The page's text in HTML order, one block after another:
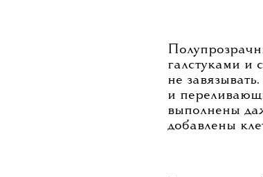
галстуками и
не
и
выполнены
добавлены